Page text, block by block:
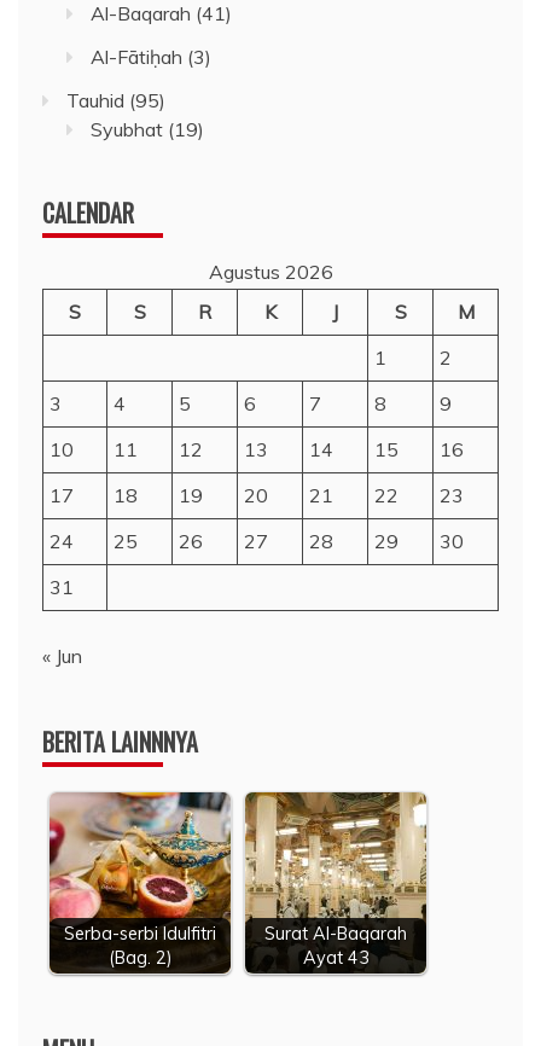
Al-Baqarah (41)
Al-Fātiḥah (3)
Tauhid (95)
Syubhat (19)
CALENDAR
Agustus 2026
S
S R K J S
M
1
2
3
4 5 6 7 8
9
10
11 12 13 14 15
16
17
18 19 20 21 22
23
24
25 26 27 28 29
30
31
« Jun
BERITA LAINNNYA
Serba-serbi Idulfitri
(Bag. 2)
Surat Al-Baqarah
Ayat 43